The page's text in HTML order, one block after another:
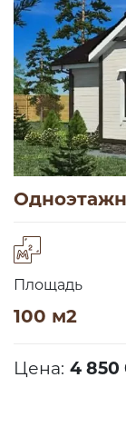
Площадь
100 м2
Цена: 4 850